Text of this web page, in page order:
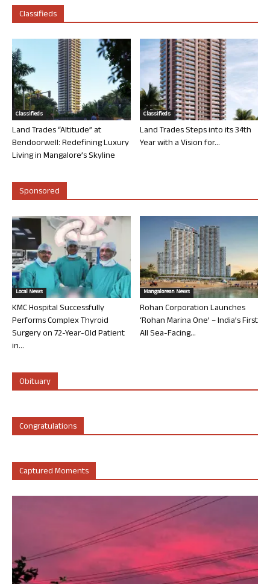
Classifieds
Classifieds
Land Trades “Altitude” at
Bendoorwell: Redefining Luxury
Living in Mangalore’s Skyline
Classifieds
Land Trades Steps into its 34th
Year with a Vision for...
Sponsored
Local News
KMC Hospital Successfully
Performs Complex Thyroid
Surgery on 72-Year-Old Patient
in...
Mangalorean News
Rohan Corporation Launches
‘Rohan Marina One’ – India’s First
All Sea-Facing...
Obituary
Congratulations
Captured Moments